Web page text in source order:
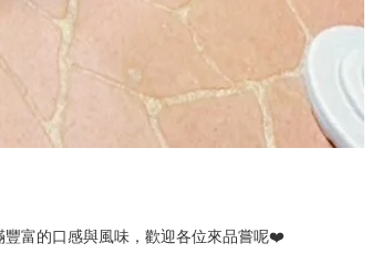
豐富的口感與風味，歡迎各位來品嘗呢❤️